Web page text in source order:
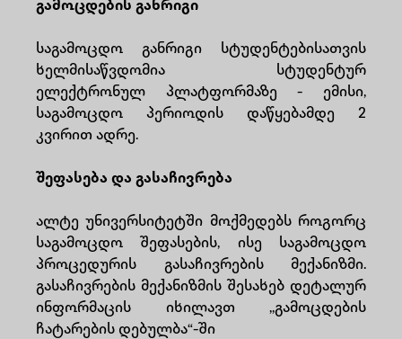
გამოცდების განრიგი
საგამოცდო განრიგი სტუდენტებისათვის
ხელმისაწვდომია სტუდენტურ
ელექტრონულ პლატფორმაზე - ემისი,
საგამოცდო პერიოდის დაწყებამდე 2
კვირით ადრე.
შეფასება და გასაჩივრება
ალტე უნივერსიტეტში მოქმედებს როგორც
საგამოცდო შეფასების, ისე საგამოცდო
პროცედურის გასაჩივრების მექანიზმი.
გასაჩივრების მექანიზმის შესახებ დეტალურ
ინფორმაცის იხილავთ ,,გამოცდების
ჩატარების დებულბა“-ში